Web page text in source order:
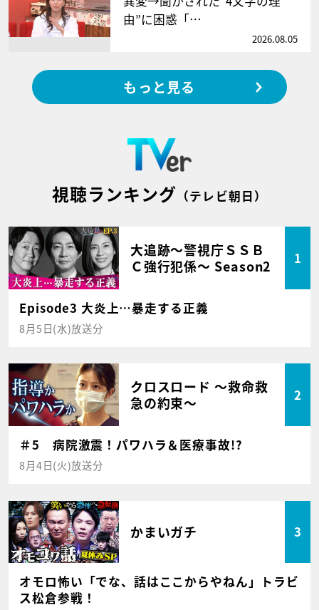
由”に困惑「…
2026.08.05
もっと見る
視聴ランキング （テレビ朝日）
大追跡～警視庁ＳＳＢ
Ｃ強行犯係～ Season2
1
Episode3 大炎上…暴走する正義
8月5日(水)放送分
クロスロード ～救命救
急の約束～
2
＃5 病院激震！パワハラ＆医療事故!?
8月4日(火)放送分
かまいガチ 3
オモロ怖い「でな、話はここからやねん」トラビ
ス松倉参戦！